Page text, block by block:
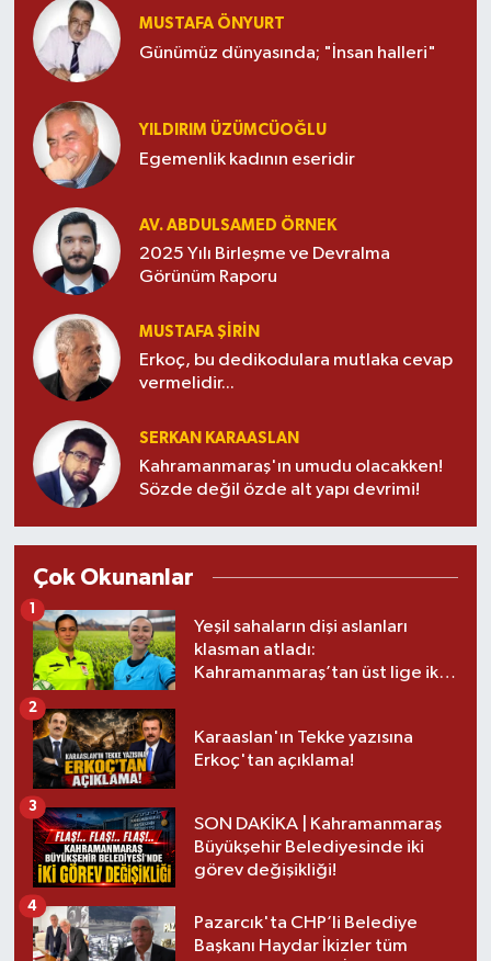
MUSTAFA ÖNYURT
Günümüz dünyasında; "İnsan halleri"
YILDIRIM ÜZÜMCÜOĞLU
Egemenlik kadının eseridir
AV. ABDULSAMED ÖRNEK
2025 Yılı Birleşme ve Devralma
Görünüm Raporu
MUSTAFA ŞİRİN
Erkoç, bu dedikodulara mutlaka cevap
vermelidir...
SERKAN KARAASLAN
Kahramanmaraş'ın umudu olacakken!
Sözde değil özde alt yapı devrimi!
Çok Okunanlar
Yeşil sahaların dişi aslanları
klasman atladı:
Kahramanmaraş’tan üst lige iki
1
Karaaslan'ın Tekke yazısına
Erkoç'tan açıklama!
2
SON DAKİKA | Kahramanmaraş
Büyükşehir Belediyesinde iki
görev değişikliği!
3
Pazarcık'ta CHP’li Belediye
Başkanı Haydar İkizler tüm
4